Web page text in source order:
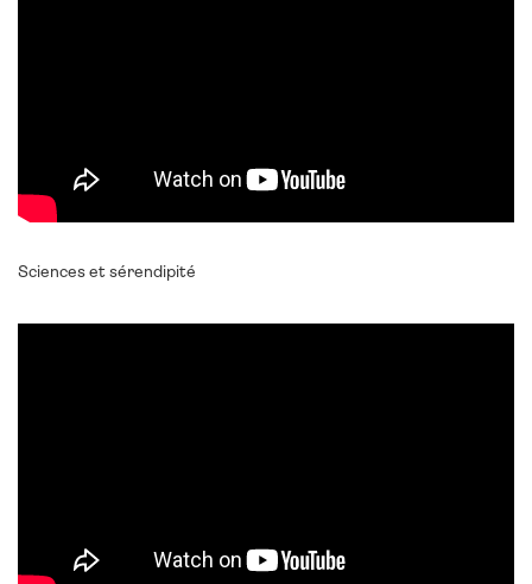
Sciences et sérendipité